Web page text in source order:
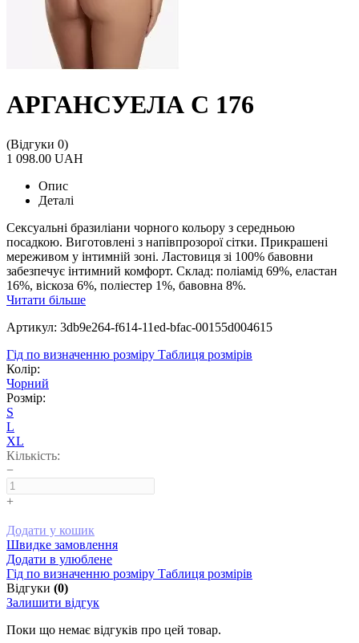
АРГАНСУЕЛА С 176
(Відгуки 0)
1 098.00 UAH
Опис
Деталі
Сексуальні бразиліани чорного кольору з середньою
посадкою. Виготовлені з напівпрозорої сітки. Прикрашені
мереживом у інтимній зоні. Ластовиця зі 100% бавовни
забезпечує інтимний комфорт. Склад: поліамід 69%, еластан
16%, віскоза 6%, поліестер 1%, бавовна 8%.
Читати більше
Артикул: 3db9e264-f614-11ed-bfac-00155d004615
Гід по визначенню розміру Таблиця розмірів
Колір:
Чорний
Розмір:
S
L
XL
Кількість:
−
+
Додати у кошик
Швидке замовлення
Додати в улюблене
Гід по визначенню розміру Таблиця розмірів
Відгуки (0)
Залишити відгук
Поки що немає відгуків про цей товар.